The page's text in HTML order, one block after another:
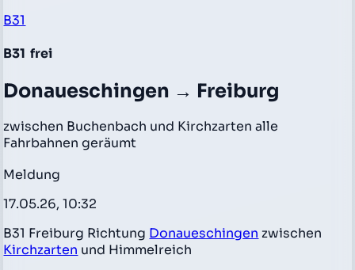
B31
B31 frei
Donaueschingen → Freiburg
zwischen Buchenbach und Kirchzarten alle
Fahrbahnen geräumt
Meldung
17.05.26, 10:32
B31 Freiburg Richtung Donaueschingen zwischen
Kirchzarten und Himmelreich